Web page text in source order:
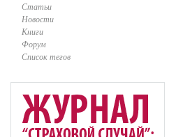
Статьи
Новости
Книги
Форум
Список тегов